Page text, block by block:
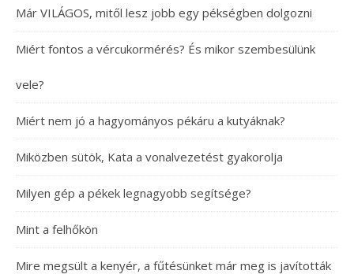
Már VILÁGOS, mitől lesz jobb egy pékségben dolgozni
Miért fontos a vércukormérés? És mikor szembesülünk
vele?
Miért nem jó a hagyományos pékáru a kutyáknak?
Miközben sütök, Kata a vonalvezetést gyakorolja
Milyen gép a pékek legnagyobb segítsége?
Mint a felhőkön
Mire megsült a kenyér, a fűtésünket már meg is javították